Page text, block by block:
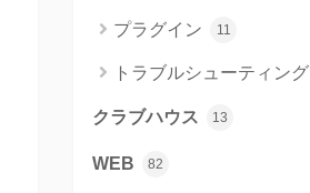
プラグイン 11
トラブルシューティング
クラブハウス 13
WEB 82